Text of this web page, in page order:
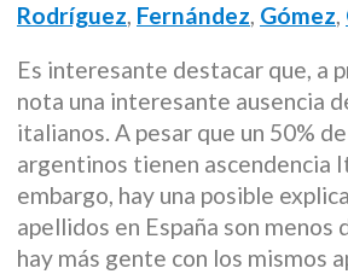
Rodríguez, Fernández, Gómez,
Es interesante destacar que, a
nota una interesante ausencia
italianos. A pesar que un 50%
argentinos tienen ascendencia
embargo, hay una posible
apellidos en España son menos
hay más gente con los mismos